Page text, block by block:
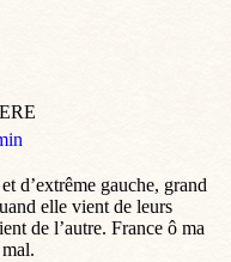
d’extrême gauche, grand
elle vient de leurs
de l’autre. France ô ma